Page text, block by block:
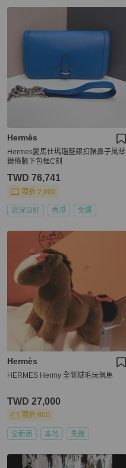
Hermès
Hermes愛馬仕瑪瑙藍銀扣豬鼻子風琴
鏈條腋下包框C刻
TWD 76,741
現折 2,000
狀況良好 香港 免運
Hermès
HERMES Hermy 全新絨毛玩偶馬
TWD 27,000
現折 800
全新品 本地 免運